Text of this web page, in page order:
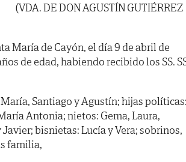
(VDA. DE DON AGUSTÍN GUTIÉRREZ
María de Cayón, el día 9 de abril de
de edad, habiendo recibido los SS.
Santiago y Agustín; hijas
Antonia; nietos: Gema, Laura,
bisnietas: Lucía y Vera; sobrinos,
familia,